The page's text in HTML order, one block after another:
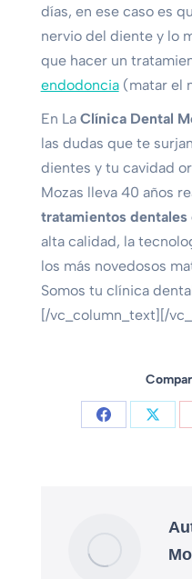
días, en ese caso es
nervio del diente y lo
que hacer un
endodoncia(matar el
En La Clínica Dental
las dudas que te
dientes y tu cavidad
Mozas lleva 40 años
tratamientos
alta calidad, la
los más novedosos
Somos tu clínica
[/vc_column_text][/